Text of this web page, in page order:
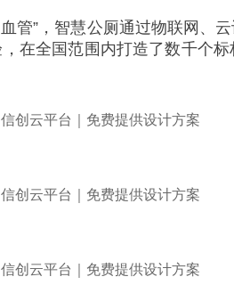
管”，智慧公厕通过物联网、
在全国范围内打造了数千个